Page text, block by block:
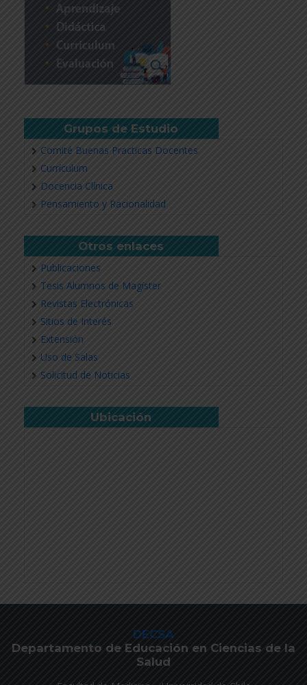
Grupos de Estudio
Comité Buenas Practicas Docentes
Currículum
Docencia Clínica
Pensamiento y Racionalidad
Otros enlaces
Publicaciones
Tesis Alumnos de Magíster
Revistas Electrónicas
Sitios de Interés
Extensión
Uso de Salas
Solicitud de Noticias
Ubicación
DECSA
Departamento de Educación en Ciencias de la
Salud